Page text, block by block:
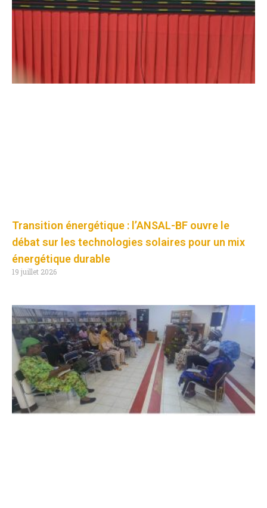
Transition énergétique : l’ANSAL-BF ouvre le
débat sur les technologies solaires pour un mix
énergétique durable
19 juillet 2026